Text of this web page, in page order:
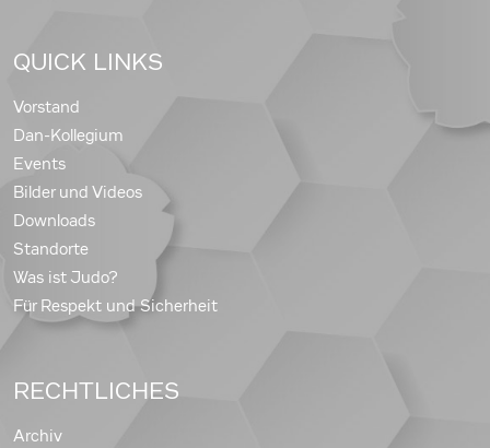
QUICK LINKS
Vorstand
Dan-Kollegium
Events
Bilder und Videos
Downloads
Standorte
Was ist Judo?
Für Respekt und Sicherheit
RECHTLICHES
Archiv